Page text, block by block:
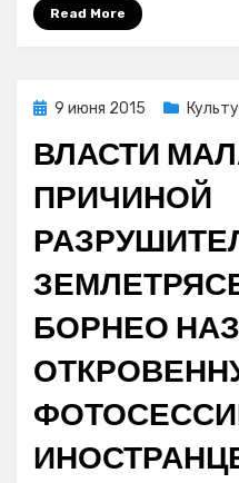
Read More
Posted
9 июня 2015
ВЛАСТИ
ПРИЧИНОЙ
БОРНЕО